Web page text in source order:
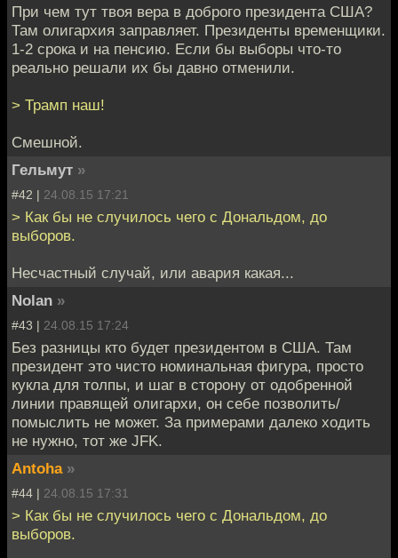
При чем тут твоя вера в доброго президента США?
Там олигархия заправляет. Президенты временщики.
1-2 срока и на пенсию. Если бы выборы что-то
реально решали их бы давно отменили.
> Трамп наш!
Смешной.
Гельмут »
#42 | 24.08.15 17:21
> Как бы не случилось чего с Дональдом, до
выборов.
Несчастный случай, или авария какая...
Nolan »
#43 | 24.08.15 17:24
Без разницы кто будет президентом в США. Там
президент это чисто номинальная фигура, просто
кукла для толпы, и шаг в сторону от одобренной
линии правящей олигархи, он себе позволить/
помыслить не может. За примерами далеко ходить
не нужно, тот же JFK.
Antoha »
#44 | 24.08.15 17:31
> Как бы не случилось чего с Дональдом, до
выборов.